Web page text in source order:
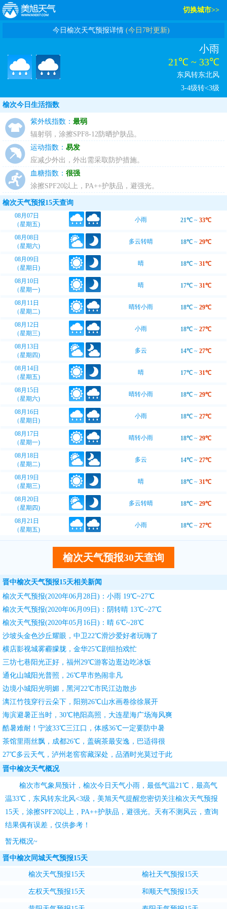
切换城市>>
今日榆次天气预报详情(今日7时更新)
小雨
21℃ ~ 33℃
东风转东北风
3-4级转<3级
榆次今日生活指数
紫外线指数： 最弱
辐射弱，涂擦SPF8-12防晒护肤品。
运动指数： 易发
应减少外出，外出需采取防护措施。
血糖指数： 很强
涂擦SPF20以上，PA++护肤品，避强光。
榆次天气预报15天查询
08月07日
（星期五)
小雨 21℃ ~ 33℃
08月08日
（星期六)
多云转晴 18℃ ~ 29℃
08月09日
（星期日)
晴 18℃ ~ 31℃
08月10日
（星期一)
晴 17℃ ~ 31℃
08月11日
（星期二)
晴转小雨 18℃ ~ 29℃
08月12日
（星期三)
小雨 18℃ ~ 27℃
08月13日
（星期四)
多云 14℃ ~ 27℃
08月14日
（星期五)
晴 17℃ ~ 31℃
08月15日
（星期六)
晴转小雨 18℃ ~ 29℃
08月16日
（星期日)
小雨 18℃ ~ 27℃
08月17日
（星期一)
晴转小雨 18℃ ~ 29℃
08月18日
（星期二)
多云 14℃ ~ 27℃
08月19日
（星期三)
晴 18℃ ~ 31℃
08月20日
（星期四)
多云转晴 18℃ ~ 29℃
08月21日
（星期五)
小雨 18℃ ~ 27℃
榆次天气预报30天查询
晋中榆次天气预报15天相关新闻
榆次天气预报(2020年06月28日)：小雨 19℃~27℃
榆次天气预报(2020年06月09日)：阴转晴 13℃~27℃
榆次天气预报(2020年05月16日)：晴 6℃~28℃
沙坡头金色沙丘耀眼，中卫22℃滑沙爱好者玩嗨了
横店影视城雾霾朦胧，金华25℃剧组拍戏忙
三坊七巷阳光正好，福州29℃游客边逛边吃冰饭
通化山城阳光普照，26℃早市热闹非凡
边境小城阳光明媚，黑河22℃市民江边散步
漓江竹筏穿行云朵下，阳朔26℃山水画卷徐徐展开
海滨避暑正当时，30℃艳阳高照，大连星海广场海风爽
酷暑难耐！宁波33℃三江口，体感36℃一定要防中暑
茶馆里雨丝飘，成都26℃，盖碗茶最安逸，巴适得很
27℃多云天气，泸州老窖窖藏深处，品酒时光莫过于此
晋中榆次天气概况
榆次市气象局预计，榆次今日天气小雨，最低气温21℃，最高气
温33℃，东风转东北风<3级， 美旭天气提醒您密切关注榆次天气预报
15天 ，涂擦SPF20以上，PA++护肤品，避强光。天有不测风云，查询
结果偶有误差，仅供参考！
暂无概况~
晋中榆次同城天气预报15天
榆次天气预报15天 榆社天气预报15天
左权天气预报15天 和顺天气预报15天